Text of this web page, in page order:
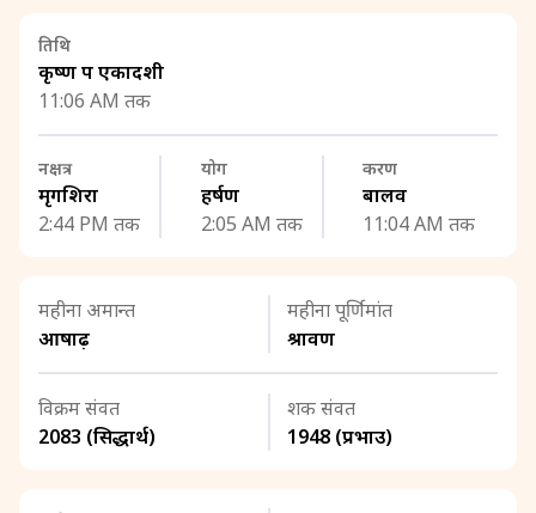
तिथि
कृष्ण पक्ष एकादशी
11:06 AM तक
नक्षत्र
मृगशिरा
2:44 PM तक
योग
हर्षण
2:05 AM तक
करण
बालव
11:04 AM तक
महीना अमान्त
आषाढ़
महीना पूर्णिमांत
श्रावण
विक्रम संवत
2083 (सिद्धार्थ)
शक संवत
1948 (प्रभाउ)